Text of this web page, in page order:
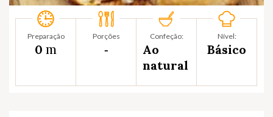
Preparação
0 m
Porções
‐
Confeção:
Ao
natural
Nível:
Básico